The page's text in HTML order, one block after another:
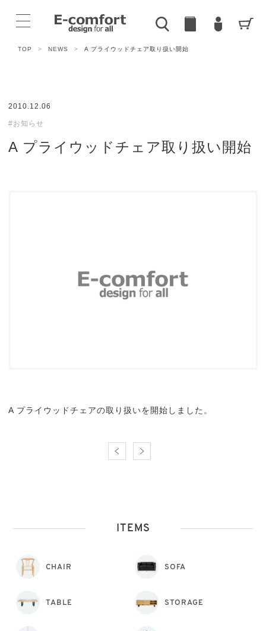
TOP > NEWS > A プライウッドチェア取り扱い開始
2010.12.06
#お知らせ
A プライウッドチェア取り扱い開始
A プライウッドチェアの取り扱いを開始しました。
ITEMS
CHAIR SOFA
TABLE STORAGE